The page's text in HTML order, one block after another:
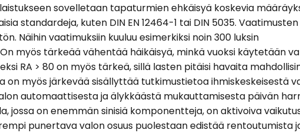
sovelletaan tapaturmien ehkäisyä koskevia
standardeja, kuten DIN EN 12464-1 tai DIN 5035.
Näihin vaatimuksiin kuuluu esimerkiksi noin 300 luksin
myös tärkeää vähentää häikäisyä, minkä vuoksi käytetään
RA > 80 on myös tärkeä, sillä lasten pitäisi havaita
on myös järkevää sisällyttää tutkimustietoa ihmiskeskeisestä
automaattisesta ja älykkäästä mukauttamisesta päivän
jossa on enemmän sinisiä komponentteja, on aktivoiva
punertava valon osuus puolestaan edistää rentoutumista